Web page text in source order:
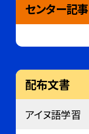
センター記事
配布文書
アイヌ語学習